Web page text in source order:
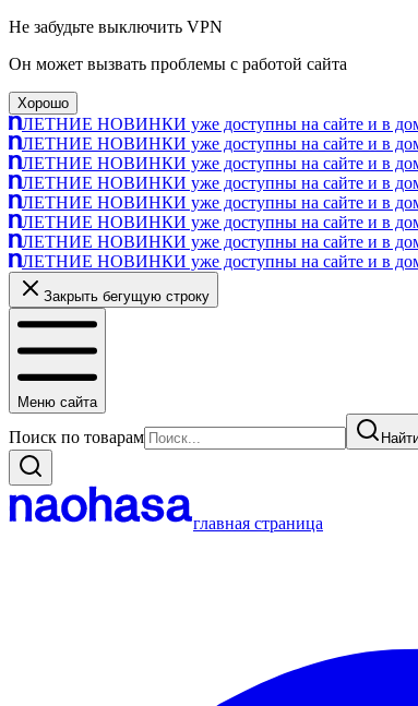
Не забудьте выключить VPN
Он может вызвать проблемы с работой сайта
Хорошо
ЛЕТНИЕ НОВИНКИ уже доступны на сайте и в доме
ЛЕТНИЕ НОВИНКИ уже доступны на сайте и в доме
ЛЕТНИЕ НОВИНКИ уже доступны на сайте и в доме
ЛЕТНИЕ НОВИНКИ уже доступны на сайте и в доме
ЛЕТНИЕ НОВИНКИ уже доступны на сайте и в доме
ЛЕТНИЕ НОВИНКИ уже доступны на сайте и в доме
ЛЕТНИЕ НОВИНКИ уже доступны на сайте и в доме
ЛЕТНИЕ НОВИНКИ уже доступны на сайте и в доме
Закрыть бегущую строку
Меню сайта
Поиск по товарам
главная страница